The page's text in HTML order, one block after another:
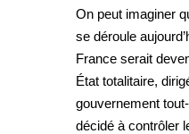
On peut imaginer
se déroule
France serait
État totalitaire,
gouvernement
décidé à contrôler